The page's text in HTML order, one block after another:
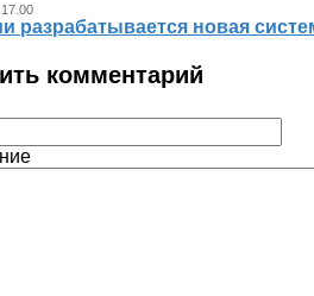
разрабатывается новая
комментарий